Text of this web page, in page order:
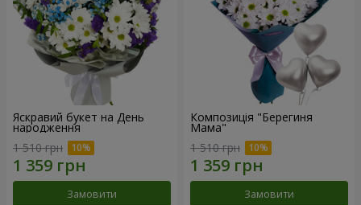
Яскравий букет на День
народження
1 510 грн
Замовити
Композиція "Берегиня
Мама"
1 510 грн
Замовити